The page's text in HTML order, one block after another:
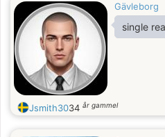
Gävleborg
single
Jsmith3034 år gammel